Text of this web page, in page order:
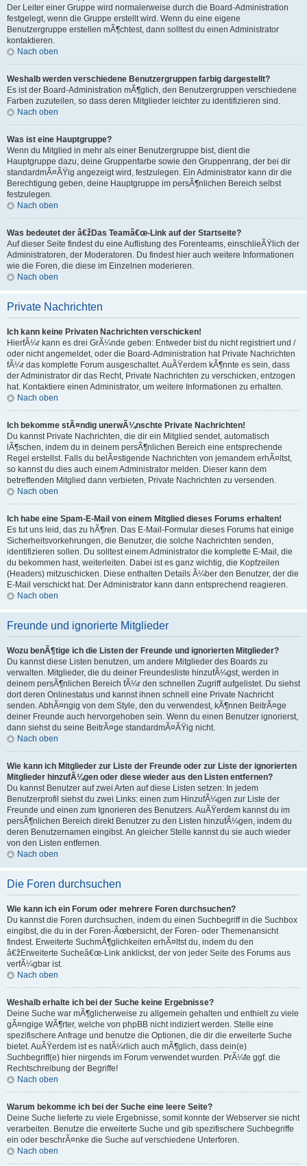
Der Leiter einer Gruppe wird normalerweise durch die Board-Administration
festgelegt, wenn die Gruppe erstellt wird. Wenn du eine eigene
Benutzergruppe erstellen mÃ¶chtest, dann solltest du einen Administrator
kontaktieren.
Nach oben
Weshalb werden verschiedene Benutzergruppen farbig dargestellt?
Es ist der Board-Administration mÃ¶glich, den Benutzergruppen verschiedene
Farben zuzuteilen, so dass deren Mitglieder leichter zu identifizieren sind.
Nach oben
Was ist eine Hauptgruppe?
Wenn du Mitglied in mehr als einer Benutzergruppe bist, dient die
Hauptgruppe dazu, deine Gruppenfarbe sowie den Gruppenrang, der bei dir
standardmÃ¤ÃŸig angezeigt wird, festzulegen. Ein Administrator kann dir die
Berechtigung geben, deine Hauptgruppe im persÃ¶nlichen Bereich selbst
festzulegen.
Nach oben
Was bedeutet der â€žDas Teamâ€œ-Link auf der Startseite?
Auf dieser Seite findest du eine Auflistung des Forenteams, einschlieÃŸlich der
Administratoren, der Moderatoren. Du findest hier auch weitere Informationen
wie die Foren, die diese im Einzelnen moderieren.
Nach oben
Private Nachrichten
Ich kann keine Privaten Nachrichten verschicken!
HierfÃ¼r kann es drei GrÃ¼nde geben: Entweder bist du nicht registriert und /
oder nicht angemeldet, oder die Board-Administration hat Private Nachrichten
fÃ¼r das komplette Forum ausgeschaltet. AuÃŸerdem kÃ¶nnte es sein, dass
der Administrator dir das Recht, Private Nachrichten zu verschicken, entzogen
hat. Kontaktiere einen Administrator, um weitere Informationen zu erhalten.
Nach oben
Ich bekomme stÃ¤ndig unerwÃ¼nschte Private Nachrichten!
Du kannst Private Nachrichten, die dir ein Mitglied sendet, automatisch
lÃ¶schen, indem du in deinem persÃ¶nlichen Bereich eine entsprechende
Regel erstellst. Falls du belÃ¤stigende Nachrichten von jemandem erhÃ¤ltst,
so kannst du dies auch einem Administrator melden. Dieser kann dem
betreffenden Mitglied dann verbieten, Private Nachrichten zu versenden.
Nach oben
Ich habe eine Spam-E-Mail von einem Mitglied dieses Forums erhalten!
Es tut uns leid, das zu hÃ¶ren. Das E-Mail-Formular dieses Forums hat einige
Sicherheitsvorkehrungen, die Benutzer, die solche Nachrichten senden,
identifizieren sollen. Du solltest einem Administrator die komplette E-Mail, die
du bekommen hast, weiterleiten. Dabei ist es ganz wichtig, die Kopfzeilen
(Headers) mitzuschicken. Diese enthalten Details Ã¼ber den Benutzer, der die
E-Mail verschickt hat. Der Administrator kann dann entsprechend reagieren.
Nach oben
Freunde und ignorierte Mitglieder
Wozu benÃ¶tige ich die Listen der Freunde und ignorierten Mitglieder?
Du kannst diese Listen benutzen, um andere Mitglieder des Boards zu
verwalten. Mitglieder, die du deiner Freundesliste hinzufÃ¼gst, werden in
deinem persÃ¶nlichen Bereich fÃ¼r den schnellen Zugriff aufgelistet. Du siehst
dort deren Onlinestatus und kannst ihnen schnell eine Private Nachricht
senden. AbhÃ¤ngig von dem Style, den du verwendest, kÃ¶nnen BeitrÃ¤ge
deiner Freunde auch hervorgehoben sein. Wenn du einen Benutzer ignorierst,
dann siehst du seine BeitrÃ¤ge standardmÃ¤ÃŸig nicht.
Nach oben
Wie kann ich Mitglieder zur Liste der Freunde oder zur Liste der ignorierten
Mitglieder hinzufÃ¼gen oder diese wieder aus den Listen entfernen?
Du kannst Benutzer auf zwei Arten auf diese Listen setzen: In jedem
Benutzerprofil siehst du zwei Links: einen zum HinzufÃ¼gen zur Liste der
Freunde und einen zum Ignorieren des Benutzers. AuÃŸerdem kannst du im
persÃ¶nlichen Bereich direkt Benutzer zu den Listen hinzufÃ¼gen, indem du
deren Benutzernamen eingibst. An gleicher Stelle kannst du sie auch wieder
von den Listen entfernen.
Nach oben
Die Foren durchsuchen
Wie kann ich ein Forum oder mehrere Foren durchsuchen?
Du kannst die Foren durchsuchen, indem du einen Suchbegriff in die Suchbox
eingibst, die du in der Foren-Ãœbersicht, der Foren- oder Themenansicht
findest. Erweiterte SuchmÃ¶glichkeiten erhÃ¤ltst du, indem du den
â€žErweiterte Sucheâ€œ-Link anklickst, der von jeder Seite des Forums aus
verfÃ¼gbar ist.
Nach oben
Weshalb erhalte ich bei der Suche keine Ergebnisse?
Deine Suche war mÃ¶glicherweise zu allgemein gehalten und enthielt zu viele
gÃ¤ngige WÃ¶rter, welche von phpBB nicht indiziert werden. Stelle eine
spezifischere Anfrage und benutze die Optionen, die dir die erweiterte Suche
bietet. AuÃŸerdem ist es natÃ¼rlich auch mÃ¶glich, dass dein(e)
Suchbegriff(e) hier nirgends im Forum verwendet wurden. PrÃ¼fe ggf. die
Rechtschreibung der Begriffe!
Nach oben
Warum bekomme ich bei der Suche eine leere Seite?
Deine Suche lieferte zu viele Ergebnisse, somit konnte der Webserver sie nicht
verarbeiten. Benutze die erweiterte Suche und gib spezifischere Suchbegriffe
ein oder beschrÃ¤nke die Suche auf verschiedene Unterforen.
Nach oben